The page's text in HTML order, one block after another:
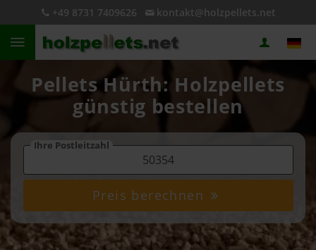
+49 8731 7409626 kontakt@holzpellets.net
Pellets Hürth: Holzpellets
günstig bestellen
Ihre Postleitzahl
Preis berechnen